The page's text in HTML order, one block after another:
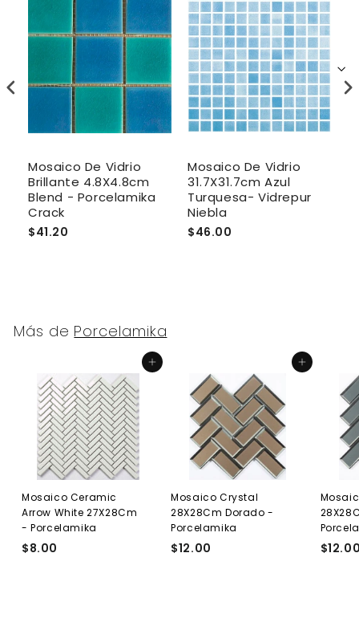
Mosaico De Vidrio
Brillante 4.8X4.8cm
Blend - Porcelamika
Crack
$41.20
Mosaico De Vidrio
31.7X31.7cm Azul
Turquesa- Vidrepur
Niebla
$46.00
Más de Porcelamika
Agregar al carrito
Mosaico Ceramic
Arrow White 27X28Cm
- Porcelamika
$8.00
Agregar al carrito
Mosaico Crystal
28X28Cm Dorado -
Porcelamika
$12.00